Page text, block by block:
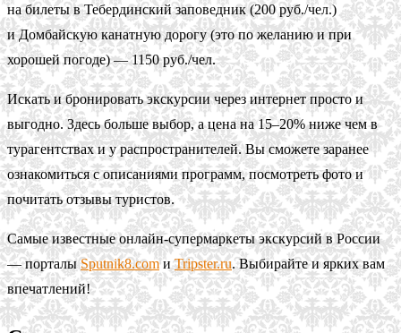
на билеты в Тебердинский заповедник (200 руб./чел.)
и Домбайскую канатную дорогу (это по желанию и при
хорошей погоде) — 1150 руб./чел.
Искать и бронировать экскурсии через интернет просто и
выгодно. Здесь больше выбор, а цена на 15–20% ниже чем в
турагентствах и у распространителей. Вы сможете заранее
ознакомиться с описаниями программ, посмотреть фото и
почитать отзывы туристов.
Самые известные онлайн-супермаркеты экскурсий в России
— порталыSputnik8.comиTripster.ru. Выбирайте и ярких вам
впечатлений!